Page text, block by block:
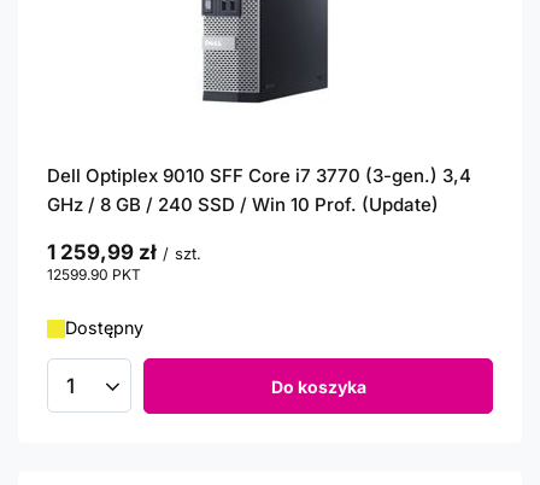
Dell Optiplex 9010 SFF Core i7 3770 (3-gen.) 3,4
GHz / 8 GB / 240 SSD / Win 10 Prof. (Update)
1 259,99 zł / szt.
12599.90 PKT
Dostępny
Ilość produktów Do koszyka